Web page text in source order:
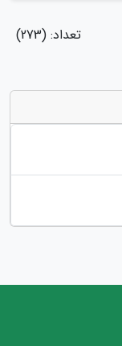
تعداد: (273)